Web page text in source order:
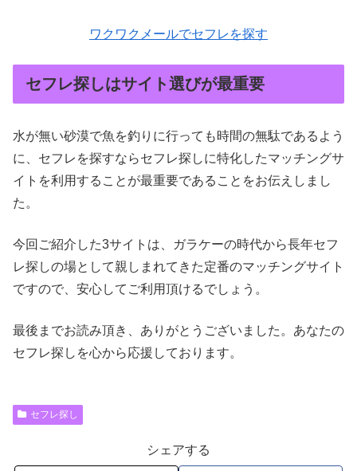
ワクワクメールでセフレを探す
セフレ探しはサイト選びが最重要
水が無い砂漠で魚を釣りに行っても時間の無駄であるよう
に、セフレを探すならセフレ探しに特化したマッチングサ
イトを利用することが最重要であることをお伝えしまし
た。
今回ご紹介した3サイトは、ガラケーの時代から長年セフ
レ探しの場として親しまれてきた定番のマッチングサイト
ですので、安心してご利用頂けるでしょう。
最後までお読み頂き、ありがとうございました。あなたの
セフレ探しを心から応援しております。
セフレ探し
シェアする